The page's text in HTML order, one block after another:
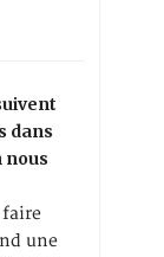
dans
nous
une